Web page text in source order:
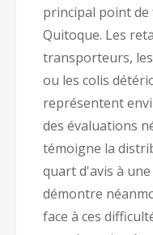
principal point
Quitoque. Les
transporteurs,
ou les colis
représentent
des évaluations
témoigne la
quart d'avis à
démontre
face à ces